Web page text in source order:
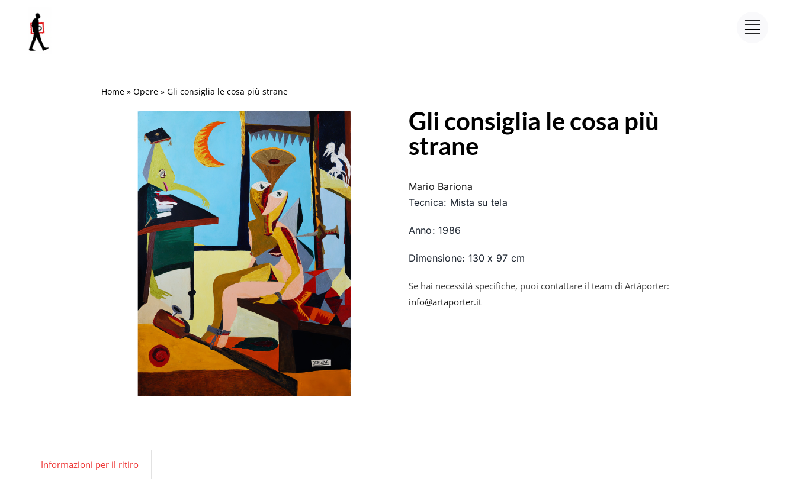
contenuto
Home »Opere »Gli consiglia le cosa più strane
Gli consiglia le cosa più
strane
Mario Bariona
Tecnica: Mista su tela
Anno: 1986
Dimensione: 130 x 97 cm
Se hai necessità specifiche, puoi contattare il team di Artàporter:
info@artaporter.it
Informazioni per il ritiro